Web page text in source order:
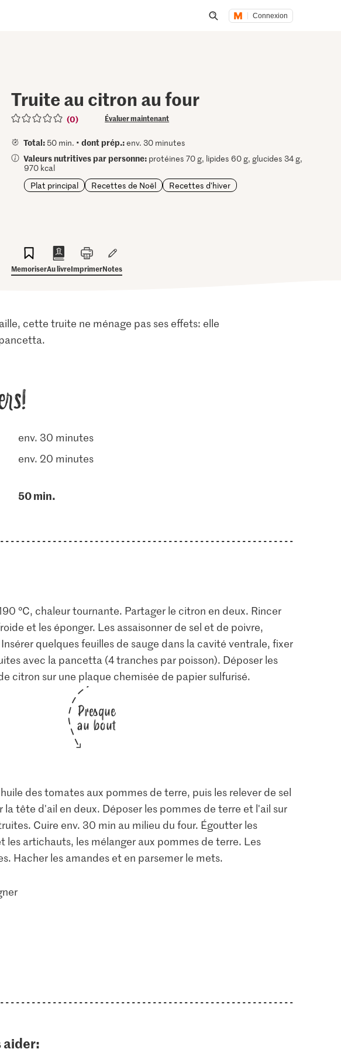
Connexion
Truite au citron au four
(0) Évaluer maintenant
Total: 50 min. •dont prép.:env. 30 minutes
Valeurs nutritives par personne: protéines 70 g, lipides 60 g, glucides 34 g,
970 kcal
Plat principal
Recettes de Noël Recettes d'hiver
MemoriserAu livreImprimerNotes
cette truite ne ménage pas ses effets: elle
env. 30 minutes
env. 20 minutes
50 min.
°C, chaleur tournante. Partager le citron en deux. Rincer
et les éponger. Les assaisonner de sel et de poivre,
quelques feuilles de sauge dans la cavité ventrale, fixer
avec la pancetta (4 tranches par poisson). Déposer les
citron sur une plaque chemisée de papier sulfurisé.
Presque
au bout
des tomates aux pommes de terre, puis les relever de sel
la tête d'ail en deux. Déposer les pommes de terre et l'ail sur
Cuire env. 30 min au milieu du four. Égoutter les
les artichauts, les mélanger aux pommes de terre. Les
Hacher les amandes et en parsemer le mets.
aider: